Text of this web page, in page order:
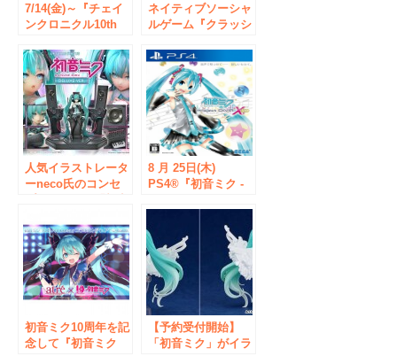
のブロマイド全12種
類のうちいずれか１
2016年8月25日
（木）よりヨドバシ
Akiba店にて期間限
定－
7/14(金)～『チェイ
ンクロニクル10th
アウトカフェ』
CURE MAID CAFÉ
で開催！【タブリ
エ・マーケティング
株式会社】
ネイティブソーシャ
ルゲーム『クラッシ
「初音ミク」とのコ
ラボ決定！
人気イラストレータ
ーneco氏のコンセ
ムで立体化。DX版
には歌姫にふさわし
いシンセサイザー型
の特製ベースをご用
意。
8 月 25日(木)
PS4®『初音ミク -
葉原 新館と日本橋
総合案内所にて「発
売記念抽選会」を開
催！
初音ミク10周年を記
念して『初音ミク
【予約受付開始】
「初音ミク」がイラ